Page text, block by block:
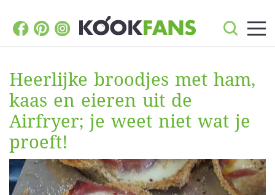
Heerlijke broodjes met ham,
kaas en eieren uit de
Airfryer; je weet niet wat je
proeft!